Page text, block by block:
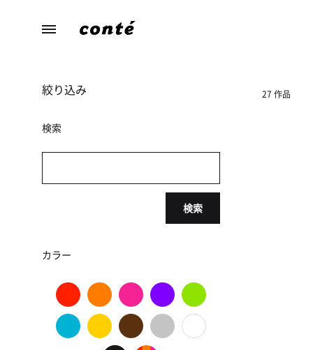
ら
た
の
27 作品
絞り込み
検索
検索
カラー